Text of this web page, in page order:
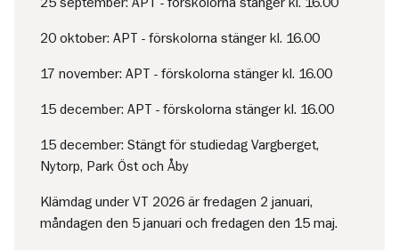
20 oktober: APT - förskolorna stänger kl. 16.00
17 november: APT - förskolorna stänger kl. 16.00
15 december: APT - förskolorna stänger kl. 16.00
15 december: Stängt för studiedag Vargberget,
Nytorp, Park Öst och Åby
Klämdag under VT 2026 är fredagen 2 januari,
måndagen den 5 januari och fredagen den 15 maj.